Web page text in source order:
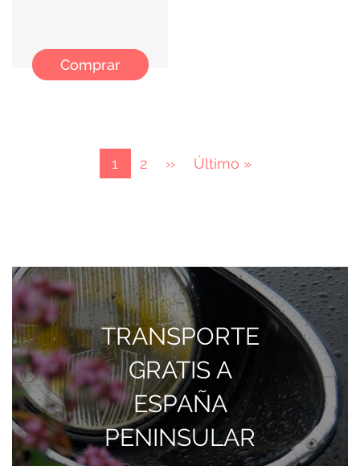
Comprar
Página
actual
1 Page
2
Página
››
Última
Último »
TRANSPORTE
GRATIS A
ESPAÑA
PENINSULAR